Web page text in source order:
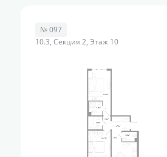
№ 097
10.3, Секция 2, Этаж 10